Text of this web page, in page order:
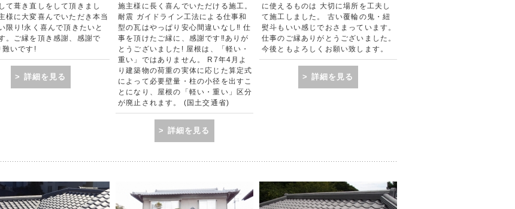
て葺き直しをして頂きまし
様に大変喜んでいただき本当
限り!永く喜んで頂きたいと
。ご縁を頂き感謝、感謝で
難いです!
> 詳細を見る
施主様に長く喜んでいただける施工。
耐震 ガイドライン工法による仕事和
型の瓦はやっぱり安心間違いなし‼ 仕
事を頂けたご縁に、感謝です‼ありが
とうございました! 屋根は、「軽い・
重い」ではありません。 R7年4月よ
り建築物の荷重の実体に応じた算定式
によって必要壁量・柱の小径を出すこ
とになり、屋根の「軽い・重い」区分
が廃止されます。 (国土交通省)
> 詳細を見る
に使えるものは 大切に場所を工夫し
て施工しました。 古い覆輪の鬼・紐
熨斗もいい感じでおさまっています。
仕事のご縁ありがとうございました。
今後ともよろしくお願い致します。
> 詳細を見る